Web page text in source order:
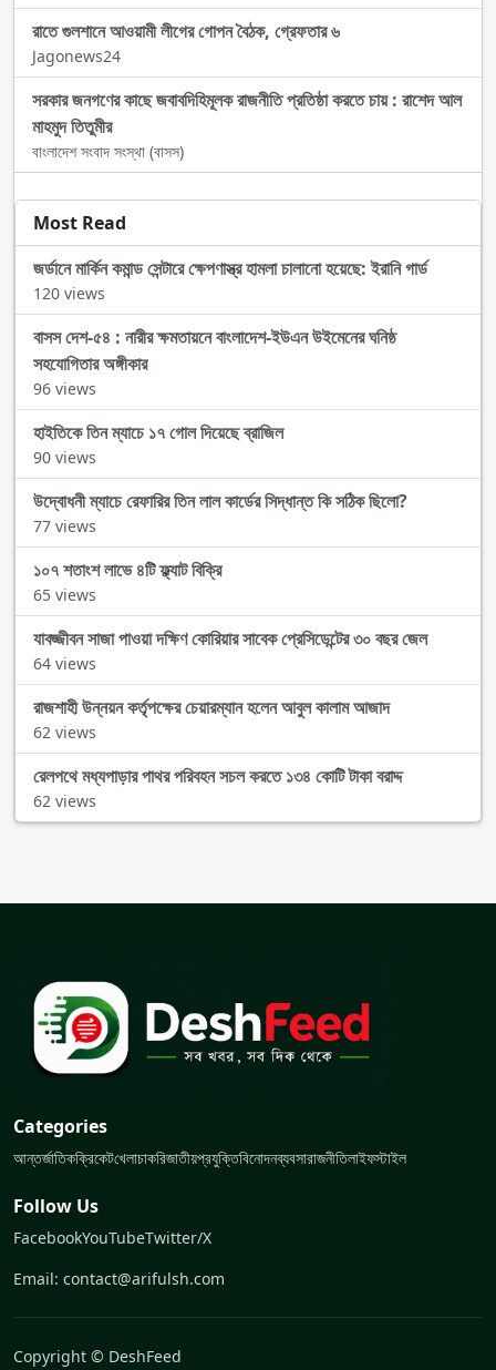
রাতে গুলশানে আওয়ামী লীগের গোপন বৈঠক, গ্রেফতার ৬
Jagonews24
সরকার জনগণের কাছে জবাবদিহিমূলক রাজনীতি প্রতিষ্ঠা করতে চায় : রাশেদ আল
মাহমুদ তিতুমীর
বাংলাদেশ সংবাদ সংস্থা (বাসস)
Most Read
জর্ডানে মার্কিন কমান্ড সেন্টারে ক্ষেপণাস্ত্র হামলা চালানো হয়েছে: ইরানি গার্ড
120 views
বাসস দেশ-৫৪ : নারীর ক্ষমতায়নে বাংলাদেশ-ইউএন উইমেনের ঘনিষ্ঠ
সহযোগিতার অঙ্গীকার
96 views
হাইতিকে তিন ম্যাচে ১৭ গোল দিয়েছে ব্রাজিল
90 views
উদ্বোধনী ম্যাচে রেফারির তিন লাল কার্ডের সিদ্ধান্ত কি সঠিক ছিলো?
77 views
১০৭ শতাংশ লাভে ৪টি ফ্ল্যাট বিক্রি
65 views
যাবজ্জীবন সাজা পাওয়া দক্ষিণ কোরিয়ার সাবেক প্রেসিডেন্টের ৩০ বছর জেল
64 views
রাজশাহী উন্নয়ন কর্তৃপক্ষের চেয়ারম্যান হলেন আবুল কালাম আজাদ
62 views
রেলপথে মধ্যপাড়ার পাথর পরিবহন সচল করতে ১৩৪ কোটি টাকা বরাদ্দ
62 views
Categories
আন্তর্জাতিকক্রিকেটখেলাচাকরিজাতীয়প্রযুক্তিবিনোদনব্যবসারাজনীতিলাইফস্টাইল
Follow Us
FacebookYouTubeTwitter/X
Email: contact@arifulsh.com
Copyright © DeshFeed